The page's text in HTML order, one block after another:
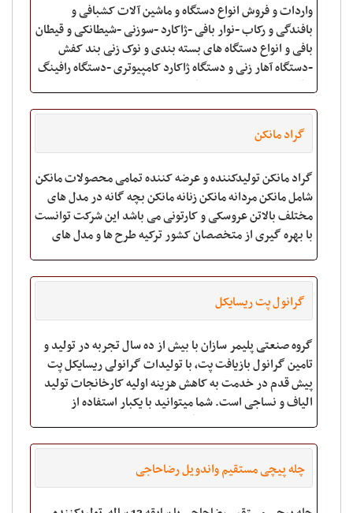
وانواع دستگاههای بسته بندی ورافینگ وقطعات
وملزومات آنها
واردات و فروش انواع دستگاه و ماشین آلات کشبافی و
بافندگی و رکاب -نوار بافی -ژاکارد -سوزنی -شیطانکی و قیطان
بافی و انواع دستگاه های بسته بندی و نوک زنی بند کفش
-دستگاه آهار زنی و دستگاه ژاکارد کامپیوتری -دستگاه رافینگ
و قطعات و ملزومات بافندگی .
گراد مانکن
گراد مانکن تولیدکننده و عرضه کننده تمامی محصولات مانکن
شامل مانکن مردانه مانکن زنانه مانکن بچه گانه در مدل های
مختلف بالاتن عروسکی و کارتونی می باشد این شرکت توانست
با بهره گیری از متخصصان کشور ترکیه طرح ها و مدل های
گرانول پت ریسایکل
گروه صنعتی پلیمر سازان با بیش از ده سال تجربه در تولید و
تامین گرانول بازیافت پت، با تولیدات گرانولی ریسایکل پت
پیش قدم در خدمت به کاهش هزینه اولیه کارخانجات تولید
الیاف و نساجی است. شما میتوانید با یکبار استفاده از
محصولت ما مشتری همیشگی ما شوید.
چله پیچی مستقیم واندویل رضاحاجی